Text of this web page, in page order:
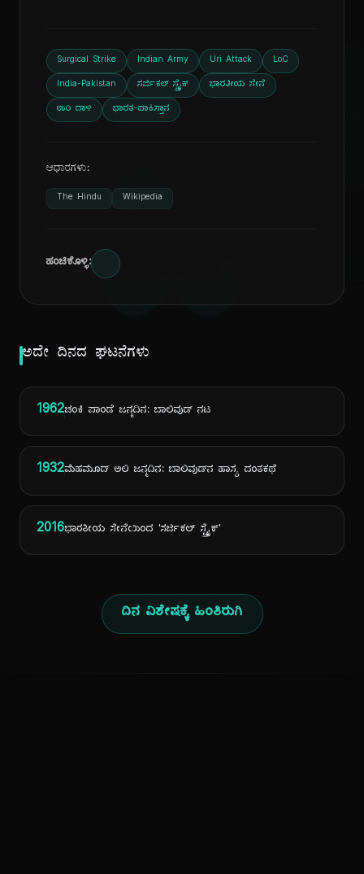
ದಿ
Surgical Strike Indian Army Uri Attack LoC
India-Pakistan ಸರ್ಜಿಕಲ್ ಸ್ಟ್ರೈಕ್ ಭಾರತೀಯ ಸೇನೆ
ಉರಿ ದಾಳಿ ಭಾರತ-ಪಾಕಿಸ್ತಾನ
ಆಧಾರಗಳು:
The Hindu Wikipedia
ಹಂಚಿಕೊಳ್ಳಿ:
ಅದೇ ದಿನದ ಘಟನೆಗಳು
1962ಚಂಕಿ ಪಾಂಡೆ ಜನ್ಮದಿನ: ಬಾಲಿವುಡ್ ನಟ
1932ಮೆಹಮೂದ್ ಅಲಿ ಜನ್ಮದಿನ: ಬಾಲಿವುಡ್‌ನ ಹಾಸ್ಯ ದಂತಕಥೆ
2016ಭಾರತೀಯ ಸೇನೆಯಿಂದ 'ಸರ್ಜಿಕಲ್ ಸ್ಟ್ರೈಕ್'
ದಿನ ವಿಶೇಷಕ್ಕೆ ಹಿಂತಿರುಗಿ